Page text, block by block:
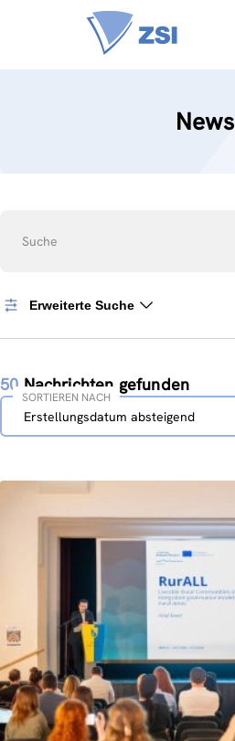
News
Suche
Erweiterte Suche
50 Nachrichten gefunden
Sortieren
nachErstellungsdatum absteigend
SORTIEREN NACH